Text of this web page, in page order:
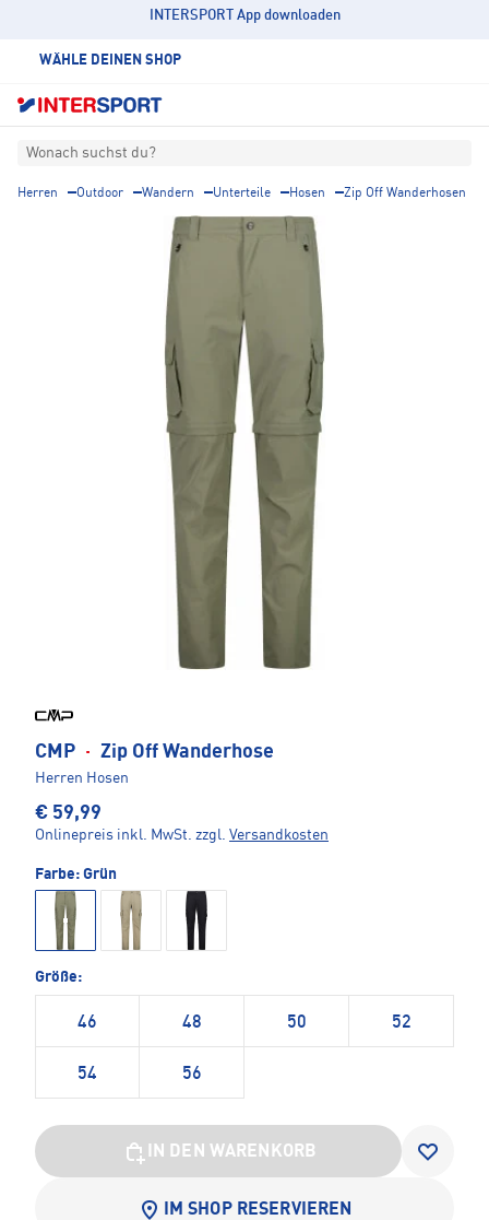
INTERSPORT App downloaden
WÄHLE DEINEN SHOP
Wonach suchst du?
Herren Outdoor Wandern Unterteile Hosen Zip Off Wanderhosen
CMP · Zip Off Wanderhose
Herren Hosen
€ 59,99
Onlinepreis inkl. MwSt. zzgl. Versandkosten
Farbe: Grün
Größe:
46 48 50 52
54 56
IN DEN WARENKORB
IM SHOP RESERVIEREN